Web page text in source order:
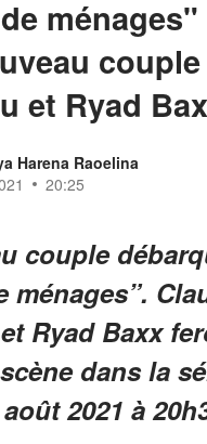
et Ryad
Harena Raoelina
20:25
couple
ménages”.
Ryad Baxx
dans la
2021 à